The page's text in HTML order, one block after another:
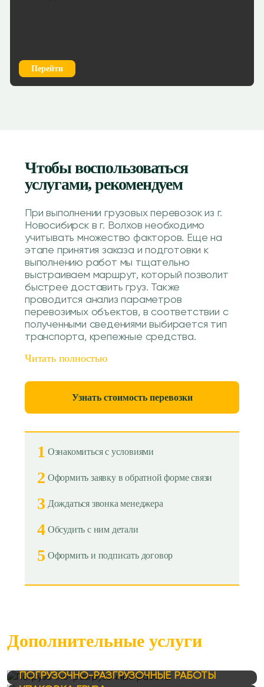
Перейти
Чтобы воспользоваться
услугами, рекомендуем
При выполнении грузовых перевозок из г.
Новосибирск в г. Волхов необходимо
учитывать множество факторов. Еще на
этапе принятия заказа и подготовки к
выполнению работ мы тщательно
выстраиваем маршрут, который позволит
быстрее доставить груз. Также
проводится анализ параметров
перевозимых объектов, в соответствии с
полученными сведениями выбирается тип
транспорта, крепежные средства.
Читать полностью
Узнать стоимость перевозки
1 Ознакомиться с условиями
2 Оформить заявку в обратной форме связи
3 Дождаться звонка менеджера
4 Обсудить с ним детали
5 Оформить и подписать договор
Дополнительные услуги
ПОГРУЗОЧНО-РАЗГРУЗОЧНЫЕ РАБОТЫ